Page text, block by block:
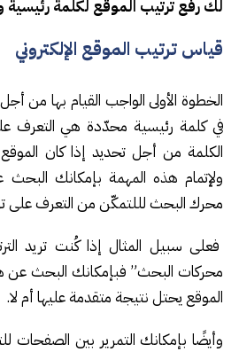
لك رفع ترتيب الموقع لكلمة رئيسية
قياس ترتيب الموقع الإلكتروني
الخطوة الأولى الواجب القيام بها من
في كلمة رئيسية محدّدة هي التعرف
الكلمة من أجل تحديد إذا كان
ولإتمام هذه المهمة بإمكانك البحث
محرك البحث لللتمكّن من التعرف على
فعلى سبيل المثال إذا كُنت تريد
محركات البحث” فبإمكانك البحث عن
الموقع يحتل نتيجة متقدمة عليها أم لا.
وأيضًا بإمكانك التمرير بين الصفحات